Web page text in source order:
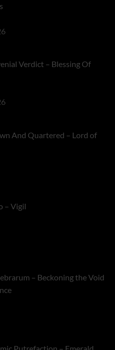
Verdict – Blessing Of
And Quartered – Lord of
– Vigil
– Beckoning the Void
Putrefaction – Emerald